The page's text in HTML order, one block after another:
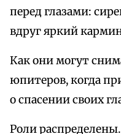
перед глазами:
вдруг яркий
Как они могут
юпитеров, когда
о спасении своих
Роли